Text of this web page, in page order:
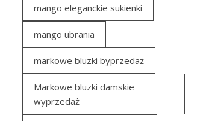
mango eleganckie sukienki
mango ubrania
markowe bluzki byprzedaż
Markowe bluzki damskie
wyprzedaż